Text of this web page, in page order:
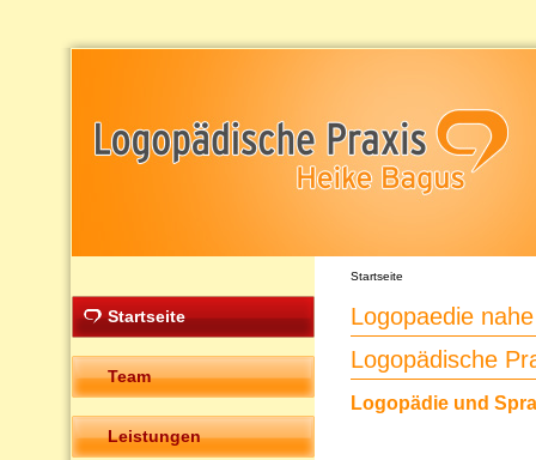
Startseite
Team
Leistungen
Startseite
Logopaedie
Logopädische
Logopädie und